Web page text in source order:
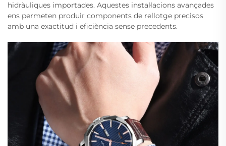
hidràuliques importades. Aquestes instal·lacions avançades
ens permeten produir components de rellotge precisos
amb una exactitud i eficiència sense precedents.